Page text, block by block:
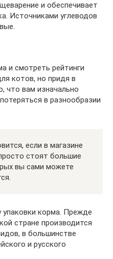
и обеспечивает
Источниками углеводов
и смотреть рейтинги
котов, но придя в
что вам изначально
в разнообразии
если в магазине
стоят большие
вы сами можете
упаковки корма. Прежде
стране производится
в большинстве
и русского